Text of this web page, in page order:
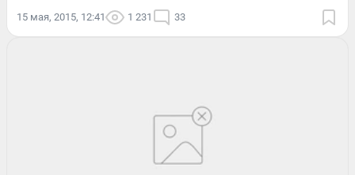
15 мая, 2015, 12:41 1 231 33